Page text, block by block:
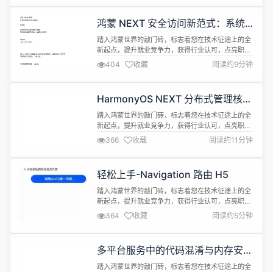
案参考。 猎聘·Doris:全场景覆盖的智能化面试标杆 作为猎聘自主研发的AI...
鸿蒙 NEXT 安全访问新范式：系统
Picker 与安全控件解析
踏入鸿蒙世界的敲门砖，标志着您在技术征途上的全
新起点，提升就业竞争力，获得行业认可，点亮职业
成长先机，快人一步抢占未来应用开发赛道！
https://developer.huawei.com/consumer/cn/training/
cert-detail/101666948302721398?
404 收藏 阅读约9分钟
HarmonyOS NEXT 分布式管理核心
功能解析：网络服务和数据传输的实
现二
踏入鸿蒙世界的敲门砖，标志着您在技术征途上的全
新起点，提升就业竞争力，获得行业认可，点亮职业
成长先机，快人一步抢占未来应用开发赛道！
https://developer.huawei.com/consumer/cn/training/
cert-detail/101666948302721398?
366 收藏 阅读约11分钟
轻松上手-Navigation 路由 H5
踏入鸿蒙世界的敲门砖，标志着您在技术征途上的全
新起点，提升就业竞争力，获得行业认可，点亮职业
成长先机，快人一步抢占未来应用开发赛道！
https://developer.huawei.com/consumer/cn/training/
cert-detail/101666948302721398?
364 收藏 阅读约5分钟
多平台服务中的代码混淆与内存安
全：ArkTS 应用的安全优化
踏入鸿蒙世界的敲门砖，标志着您在技术征途上的全